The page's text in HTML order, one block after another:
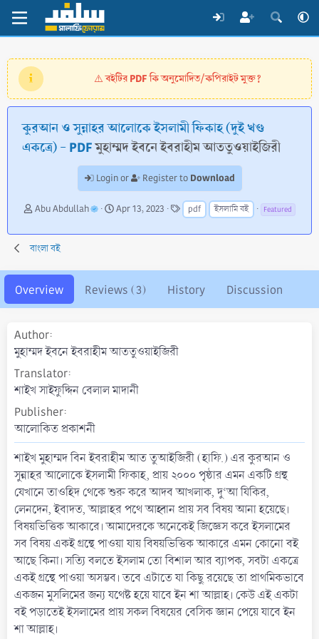
⚠️বইটির PDF কি অনুমোদিত/কপিরাইট মুক্ত?
কুরআন ও সুন্নাহর আলোকে ইসলামী ফিকাহ (দুই খণ্ড
একত্রে) - PDFমুহাম্মদ ইবনে ইবরাহীম আততুওয়াইজিরী
Login or Register to Download
A
t
h
r
Abu Abdullah
C
e
i
o
e
Apr 13, 2023
T
a
g
pdf ইসলামি বই Featured
বাংলা বই
Overview Reviews (3) History Discussion
Author
মুহাম্মদ ইবনে ইবরাহীম আততুওয়াইজিরী
Translator
শাইখ সাইফুদ্দিন বেলাল মাদানী
Publisher
আলোকিত প্রকাশনী
শাইখ মুহাম্মদ বিন ইবরাহীম আত তুআইজিরী (হাফি.) এর কুরআন ও
সুন্নাহর আলোকে ইসলামী ফিকাহ, প্রায় ২০০০ পৃষ্ঠার এমন একটি গ্রন্থ
যেখানে তাওহিদ থেকে শুরু করে আদব আখলাক, দু‘আ যিকির,
লেনদেন, ইবাদত, আল্লাহর পথে আহ্বান প্রায় সব বিষয় আনা হয়েছে।
বিষয়ভিত্তিক আকারে। আমাদেরকে অনেকেই জিজ্ঞেস করে ইসলামের
সব বিষয় একই গ্রন্থে পাওয়া যায় বিষয়ভিত্তিক আকারে এমন কোনো বই
আছে কিনা। সত্যি বলতে ইসলাম তো বিশাল আর ব্যাপক, সবটা একত্রে
একই গ্রন্থে পাওয়া অসম্ভব। তবে এটাতে যা কিছু রয়েছে তা প্রাথমিকভাবে
একজন মুসলিমের জন্য যথেষ্ট হয়ে যাবে ইন শা আল্লাহ। কেউ এই একটা
বই পড়াতেই ইসলামের প্রায় সকল বিষয়ের বেসিক জ্ঞান পেয়ে যাবে ইন
শা আল্লাহ।